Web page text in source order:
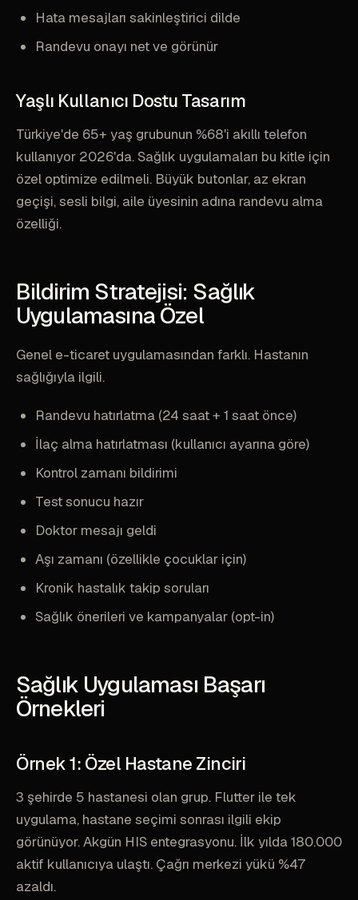
Hata mesajları sakinleştirici dilde
Randevu onayı net ve görünür
Yaşlı Kullanıcı Dostu Tasarım
Türkiye'de 65+ yaş grubunun %68'i akıllı telefon
kullanıyor 2026'da. Sağlık uygulamaları bu kitle için
özel optimize edilmeli. Büyük butonlar, az ekran
geçişi, sesli bilgi, aile üyesinin adına randevu alma
özelliği.
Bildirim Stratejisi: Sağlık
Uygulamasına Özel
Genel e-ticaret uygulamasından farklı. Hastanın
sağlığıyla ilgili.
Randevu hatırlatma (24 saat + 1 saat önce)
İlaç alma hatırlatması (kullanıcı ayarına göre)
Kontrol zamanı bildirimi
Test sonucu hazır
Doktor mesajı geldi
Aşı zamanı (özellikle çocuklar için)
Kronik hastalık takip soruları
Sağlık önerileri ve kampanyalar (opt-in)
Sağlık Uygulaması Başarı
Örnekleri
Örnek 1: Özel Hastane Zinciri
3 şehirde 5 hastanesi olan grup. Flutter ile tek
uygulama, hastane seçimi sonrası ilgili ekip
görünüyor. Akgün HIS entegrasyonu. İlk yılda 180.000
aktif kullanıcıya ulaştı. Çağrı merkezi yükü %47
azaldı.